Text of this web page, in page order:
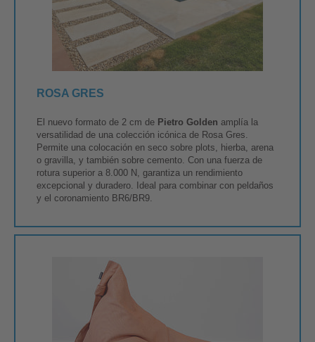
ROSA GRES
El nuevo formato de 2 cm de Pietro Golden amplía la
versatilidad de una colección icónica de Rosa Gres.​
Permite una colocación en seco sobre plots, hierba, arena
o gravilla, y también sobre cemento. Con una fuerza de
rotura superior a 8.000 N, garantiza un rendimiento
excepcional y duradero. Ideal para combinar con peldaños
y el coronamiento BR6/BR9.​